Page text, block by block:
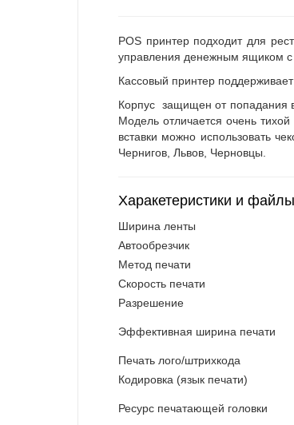
POS принтер подходит для
управления денежным ящиком
Кассовый принтер
Корпус защищен от попадания
Модель отличается очень
вставки можно использовать
Чернигов, Львов, Черновцы.
Харакетеристики и файлы
Ширина ленты
Автообрезчик
Метод печати
Скорость печати
Разрешение
Эффективная ширина печати
Печать лого/штрихкода
Кодировка (язык печати)
Ресурс печатающей головки